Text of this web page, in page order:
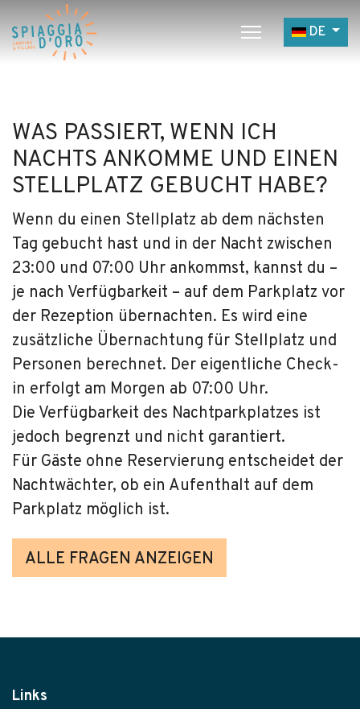
Sprache
DE
WAS PASSIERT, WENN ICH
NACHTS ANKOMME UND EINEN
STELLPLATZ GEBUCHT HABE?
Wenn du einen Stellplatz ab dem nächsten
Tag gebucht hast und in der Nacht zwischen
23:00 und 07:00 Uhr ankommst, kannst du –
je nach Verfügbarkeit – auf dem Parkplatz vor
der Rezeption übernachten. Es wird eine
zusätzliche Übernachtung für Stellplatz und
Personen berechnet. Der eigentliche Check-
in erfolgt am Morgen ab 07:00 Uhr.
Die Verfügbarkeit des Nachtparkplatzes ist
jedoch begrenzt und nicht garantiert.
Für Gäste ohne Reservierung entscheidet der
Nachtwächter, ob ein Aufenthalt auf dem
Parkplatz möglich ist.
ALLE FRAGEN ANZEIGEN
Links
Village
Service
Restaurants